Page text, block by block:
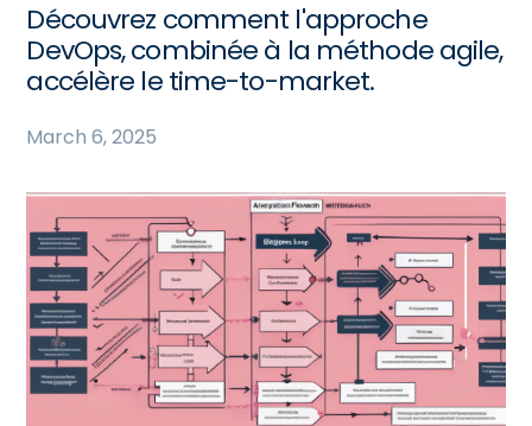
Découvrez comment l'approche
DevOps, combinée à la méthode agile,
accélère le time-to-market.
March 6, 2025